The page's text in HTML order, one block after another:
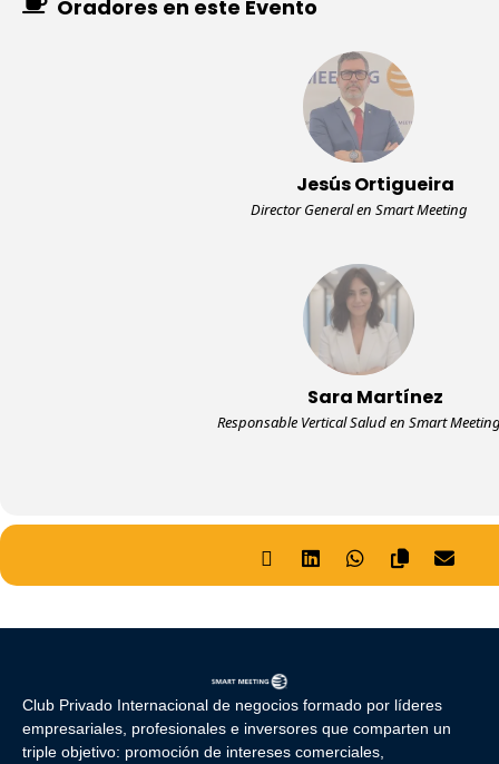
Oradores en este Evento
Jesús Ortigueira
Director General en Smart Meeting
Sara Martínez
Responsable Vertical Salud en Smart
Club Privado Internacional de negocios formado por líderes
empresariales, profesionales e inversores que comparten un
triple objetivo: promoción de intereses comerciales,